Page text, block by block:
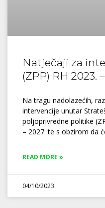
Natječaji za
(ZPP) RH 2023.
Na tragu nadolazećih,
intervencije unutar
poljoprivredne politike
– 2027. te s obzirom da
READ MORE »
04/10/2023